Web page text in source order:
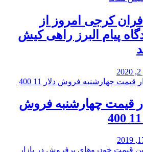
کرجی امروز از
پیام البرز راهی کیش
قیمت چهارشنبه فروش